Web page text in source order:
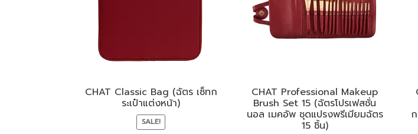
CHAT Classic Bag (ฉัตร เซ็ทก
ระเป๋าแต่งหน้า)
SALE!
CHAT Professional Makeup
Brush Set 15 (ฉัตรโปรเฟสชั่น
นอล เมคอัพ ชุดแปรงพรีเมียมฉัตร
15 ชิ้น)